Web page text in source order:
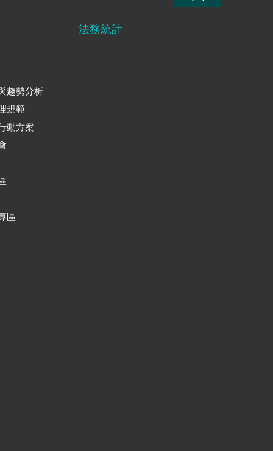
趨勢分析
規範
動方案
區
法務統計